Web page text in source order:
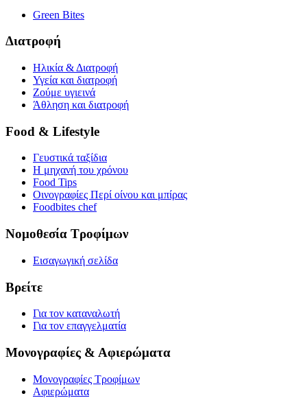
Green Bites
Διατροφή
Ηλικία & Διατροφή
Υγεία και διατροφή
Ζούμε υγιεινά
Άθληση και διατροφή
Food & Lifestyle
Γευστικά ταξίδια
Η μηχανή του χρόνου
Food Tips
Οινογραφίες Περί οίνου και μπίρας
Foodbites chef
Νομοθεσία Τροφίμων
Εισαγωγική σελίδα
Βρείτε
Για τον καταναλωτή
Για τον επαγγελματία
Μονογραφίες & Αφιερώματα
Μονογραφίες Τροφίμων
Αφιερώματα